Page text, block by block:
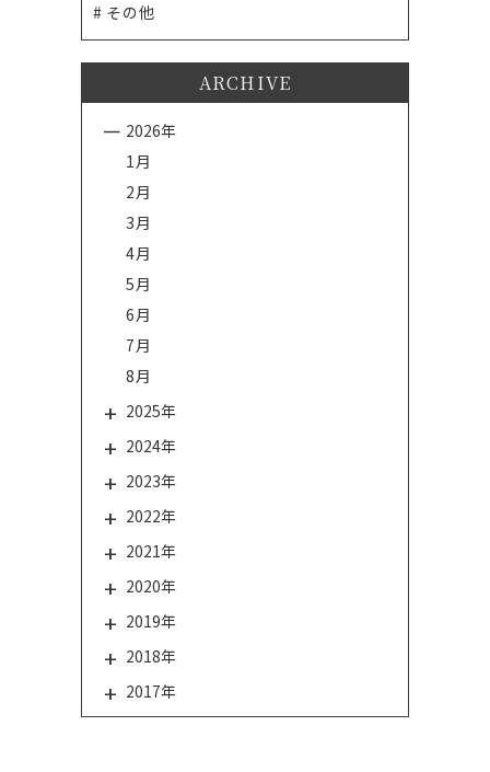
その他
ARCHIVE
2026年
1月
2月
3月
4月
5月
6月
7月
8月
2025年
2024年
2023年
2022年
2021年
2020年
2019年
2018年
2017年